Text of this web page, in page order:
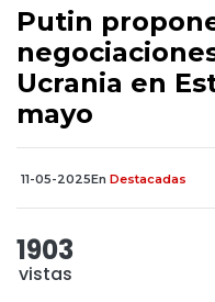
Putin
Ucrania en
mayo
11-05-2025En Destacadas
1903
vistas